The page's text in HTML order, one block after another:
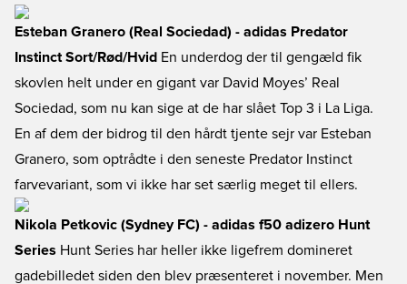
Esteban Granero (Real Sociedad) - adidas Predator
Instinct Sort/Rød/Hvid En underdog der til gengæld fik
skovlen helt under en gigant var David Moyes’ Real
Sociedad, som nu kan sige at de har slået Top 3 i La Liga.
En af dem der bidrog til den hårdt tjente sejr var Esteban
Granero, som optrådte i den seneste Predator Instinct
farvevariant, som vi ikke har set særlig meget til ellers.
Nikola Petkovic (Sydney FC) - adidas f50 adizero Hunt
Series Hunt Series har heller ikke ligefrem domineret
gadebilledet siden den blev præsenteret i november. Men